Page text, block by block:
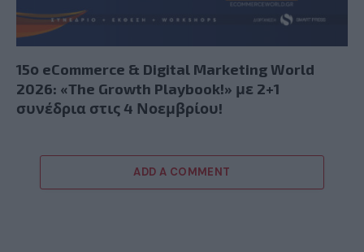
15ο eCommerce & Digital Marketing World
2026: «The Growth Playbook!» με 2+1
συνέδρια στις 4 Νοεμβρίου!
ADD A COMMENT